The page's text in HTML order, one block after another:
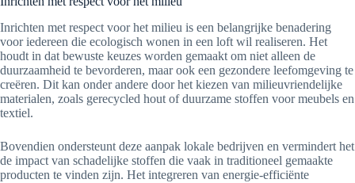
Inrichten met respect voor het milieu is een belangrijke benadering
voor iedereen die ecologisch wonen in een loft wil realiseren. Het
houdt in dat bewuste keuzes worden gemaakt om niet alleen de
duurzaamheid te bevorderen, maar ook een gezondere leefomgeving te
creëren. Dit kan onder andere door het kiezen van milieuvriendelijke
materialen, zoals gerecycled hout of duurzame stoffen voor meubels en
textiel.
Bovendien ondersteunt deze aanpak lokale bedrijven en vermindert het
de impact van schadelijke stoffen die vaak in traditioneel gemaakte
producten te vinden zijn. Het integreren van energie-efficiënte